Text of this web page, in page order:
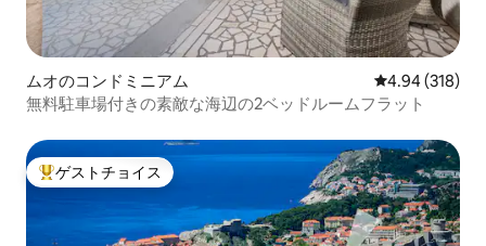
ムオのコンドミニアム レビュー318
4.94 (318)
無料駐車場付きの素敵な海辺の2ベッドルームフラット
大好評のゲストチョイスです。
ゲストチョイス